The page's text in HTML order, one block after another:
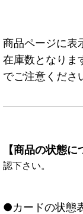
商品ページに表
在庫数となりま
でご注意くださ
【商品の状態に
認下さい。
●カードの状態